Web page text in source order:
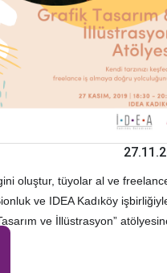
oluştur, tüyolar al ve
ve IDEA Kadıköy
ve İllüstrasyon”